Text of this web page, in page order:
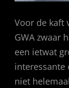
Voor de kaft
GWA zwaar
een ietwat
interessante
niet